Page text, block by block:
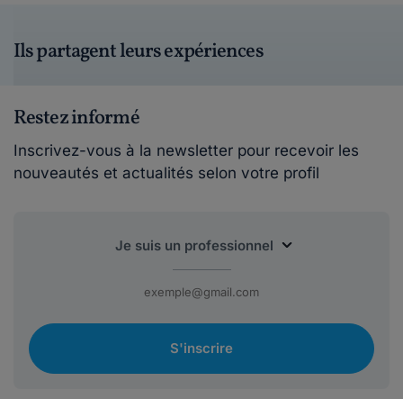
Ils partagent leurs expériences
Restez informé
Inscrivez-vous à la newsletter pour recevoir les
nouveautés et actualités selon votre profil
S'inscrire